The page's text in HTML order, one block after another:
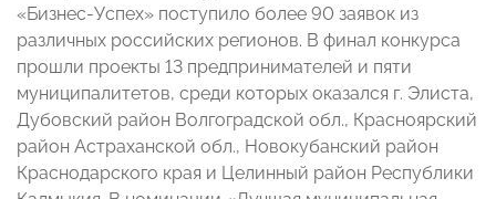
«Бизнес-Успех» поступило более 90 заявок из
различных российских регионов. В финал конкурса
прошли проекты 13 предпринимателей и пяти
муниципалитетов, среди которых оказался г. Элиста,
Дубовский район Волгоградской обл., Красноярский
район Астраханской обл., Новокубанский район
Краснодарского края и Целинный район Республики